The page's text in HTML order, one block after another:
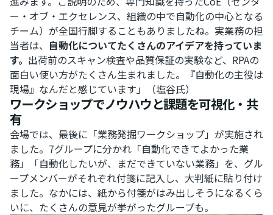
ー・オブ・エクセレンス、組織の中で自動化の中心となる
チーム）が全国行脚することもありましたね。実業務の担
当者は、 自動化についてたくさんのアイデアを持っていま
す。 出荷前のスキャン検査や品質保証の実験など、RPAの
面白い使い方がたくさん生まれました。『自動化の主役は
現場』なんだと感じています」（塩谷氏）
ワークショップでノウハウと課題を可視化・共
有
会場では、最後に「業務発掘ワークショップ」が実施され
ました。7グループに分かれ「自動化できてよかった業
務」「自動化したいが、まだできていない業務」を、グル
ープメンバーがそれぞれ付箋に記入し、大判紙に貼り付け
ました。なかには、紙から付箋がはみ出しそうになるくら
いに、たくさんの意見が挙がったグループも。